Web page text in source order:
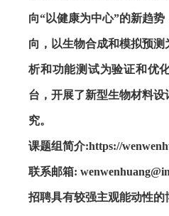
向“以健康为中心”的新趋
向，以生物合成和模拟预
析和功能测试为验证和优
台，开展了新型生物材料
究。
课题组简介:https://
联系邮箱:
招聘具有较强主观能动性